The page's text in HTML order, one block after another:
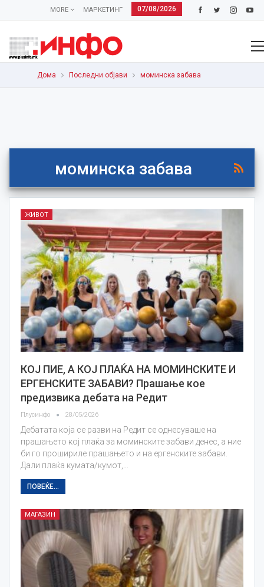
07/08/2026
МАРКЕТИНГ
MORE
Дома Последни објави моминска забава
моминска забава
ЖИВОТ
КОЈ ПИЕ, А КОЈ ПЛАЌА НА МОМИНСКИТЕ И
ЕРГЕНСКИТЕ ЗАБАВИ? Прашање кое
предизвика дебата на Редит
Плусинфо 28/05/2026
Дебатата која се разви на Редит се однесуваше на
прашањето кој плаќа за моминските забави денес, а ние
би го прошириле прашањето и на ергенските забави.
Дали плаќа кумата/кумот,…
ПОВЕЌЕ...
МАГАЗИН